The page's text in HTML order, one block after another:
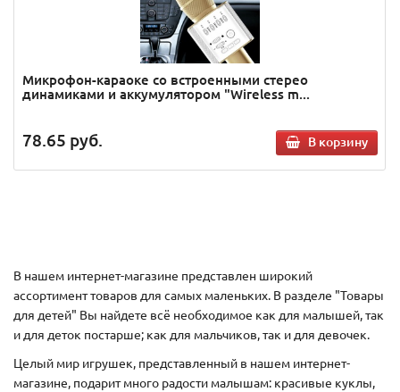
Микрофон-караоке со встроенными стерео
динамиками и аккумулятором "Wireless m...
78.65 руб. В корзину
В нашем интернет-магазине представлен широкий
ассортимент товаров для самых маленьких. В разделе "Товары
для детей" Вы найдете всё необходимое как для малышей, так
и для деток постарше; как для мальчиков, так и для девочек.
Целый мир игрушек, представленный в нашем интернет-
магазине, подарит много радости малышам: красивые куклы,